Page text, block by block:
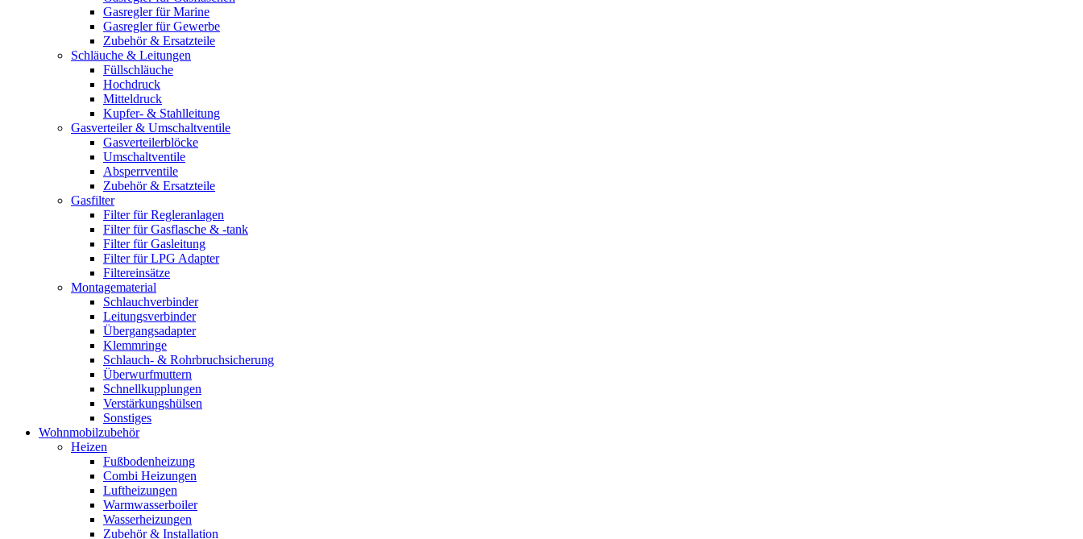
Gasregler für Marine
Gasregler für Gewerbe
Zubehör & Ersatzteile
Schläuche & Leitungen
Füllschläuche
Hochdruck
Mitteldruck
Kupfer- & Stahlleitung
Gasverteiler & Umschaltventile
Gasverteilerblöcke
Umschaltventile
Absperrventile
Zubehör & Ersatzteile
Gasfilter
Filter für Regleranlagen
Filter für Gasflasche & -tank
Filter für Gasleitung
Filter für LPG Adapter
Filtereinsätze
Montagematerial
Schlauchverbinder
Leitungsverbinder
Übergangsadapter
Klemmringe
Schlauch- & Rohrbruchsicherung
Überwurfmuttern
Schnellkupplungen
Verstärkungshülsen
Sonstiges
Wohnmobilzubehör
Heizen
Fußbodenheizung
Combi Heizungen
Luftheizungen
Warmwasserboiler
Wasserheizungen
Zubehör & Installation